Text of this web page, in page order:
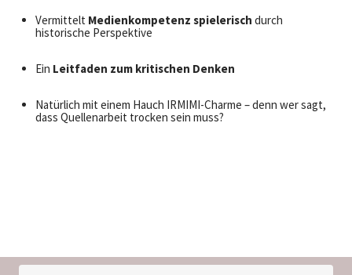
Vermittelt Medienkompetenz spielerisch durch
historische Perspektive
Ein Leitfaden zum kritischen Denken
Natürlich mit einem Hauch IRMIMI-Charme – denn wer sagt,
dass Quellenarbeit trocken sein muss?